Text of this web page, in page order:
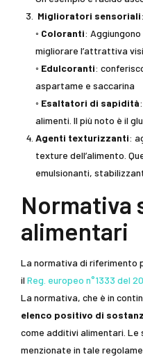
Miglioratori sensoriali:
◦ Coloranti:
migliorare l’attrattiva
◦ Edulcoranti:
aspartame e saccarina
◦ Esaltatori di sapidità
alimenti. Il più noto è il
Agenti texturizzanti:
texture dell’alimento.
emulsionanti,
Normativa
alimentari
La normativa di riferimento
il Reg. europeo n°1333 del
La normativa, che è in
elenco positivo di
come additivi alimentari.
menzionate in tale